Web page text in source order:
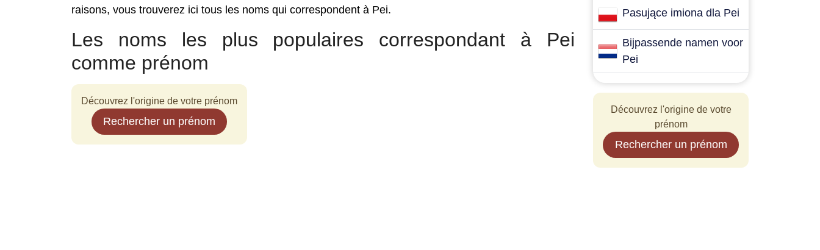
raisons, vous trouverez ici tous les noms qui correspondent à Pei.
Les noms les plus populaires correspondant à Pei
comme prénom
Découvrez l'origine de votre prénom
Rechercher un prénom
Pasujące imiona dla Pei
Bijpassende namen voor
Pei
Découvrez l'origine de votre
prénom
Rechercher un prénom